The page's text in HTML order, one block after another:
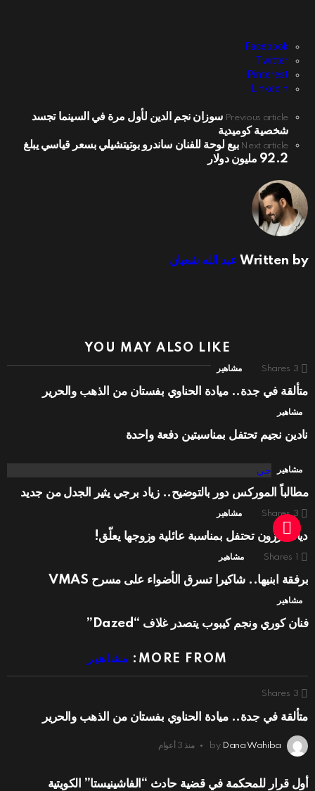
Facebook
Twitter
Pinterest
LinkedIn
See
more
Previous article سوزان نجم الدين لأول مرة في السينما تجسد
شخصية كوميدية
Next article بيع لوحة للفنان ساندرو بوتيتشيلي بسعر قياسي يبلغ
92.2 مليون دولار
Written by عبد الله شعبان
YOU MAY ALSO LIKE
3
Shares مشاهير
متألقة في جدة.. ميادة الحناوي بفستان من الذهب والحرير
مشاهير
نادين نجيم تحتفل بمناسبتين دفعة واحدة
مشاهير
مطالباً الموركس دور بالتوضيح.. زياد برجي يثير الجدل من جديد
3
Shares مشاهير
ديانا كرزون تحتفل بمناسبة عائلية وزوجها يعلّق!
Shares مشاهير
برفقة ابنيها.. شاكيرا تسرق الأضواء على مسرح VMAS
مشاهير
فنان كوري ونجم كيبوب يتصدر غلاف “Dazed”
MORE FROM: مشاهير
3
Shares
متألقة في جدة.. ميادة الحناوي بفستان من الذهب والحرير
by Dana Wahiba منذ 3 أعوام
أول قرار للمحكمة في قضية حادث “الفاشينيستا” الكويتية